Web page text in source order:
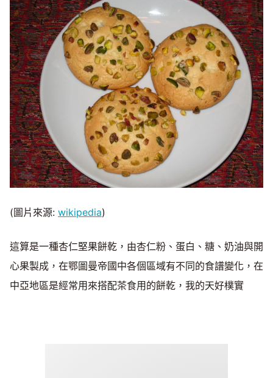
(圖片來源: wikipedia)
這算是一種杏仁堅果餅乾，由杏仁粉、蛋白、糖、奶油與開
心果製成，在鄂圖曼帝國中各個區域有不同的食譜變化，在
中亞地區是經常用來搭配茶食用的餅乾，我的天好樸實